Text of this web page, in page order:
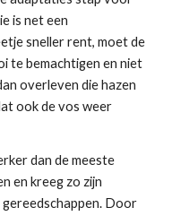
is net een
sneller rent, moet de
te bemachtigen en niet
overleven die hazen
ook de vos weer
dan de meeste
en kreeg zo zijn
Door